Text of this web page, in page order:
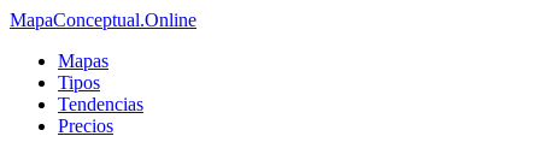
MapaConceptual.Online
Mapas
Tipos
Tendencias
Precios